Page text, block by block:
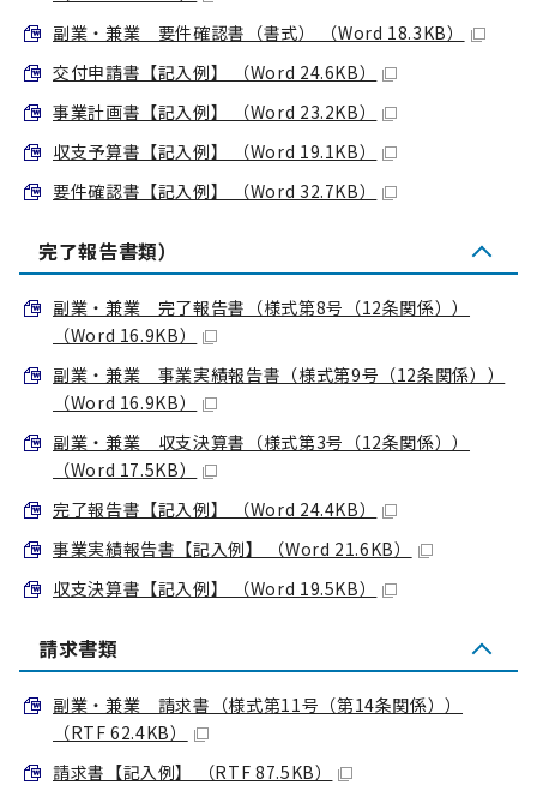
副業・兼業 要件確認書（書式） （Word 18.3KB）
交付申請書【記入例】 （Word 24.6KB）
事業計画書【記入例】 （Word 23.2KB）
収支予算書【記入例】 （Word 19.1KB）
要件確認書【記入例】 （Word 32.7KB）
完了報告書類）
副業・兼業 完了報告書（様式第8号（12条関係））
（Word 16.9KB）
副業・兼業 事業実績報告書（様式第9号（12条関係））
（Word 16.9KB）
副業・兼業 収支決算書（様式第3号（12条関係））
（Word 17.5KB）
完了報告書【記入例】 （Word 24.4KB）
事業実績報告書【記入例】 （Word 21.6KB）
収支決算書【記入例】 （Word 19.5KB）
請求書類
副業・兼業 請求書（様式第11号（第14条関係））
（RTF 62.4KB）
請求書【記入例】 （RTF 87.5KB）